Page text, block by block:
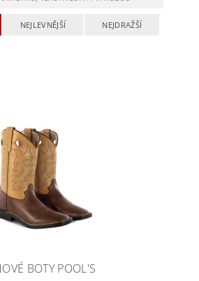
NEJLEVNĚJŠÍ NEJDRAŽŠÍ
BOTY POOL'S